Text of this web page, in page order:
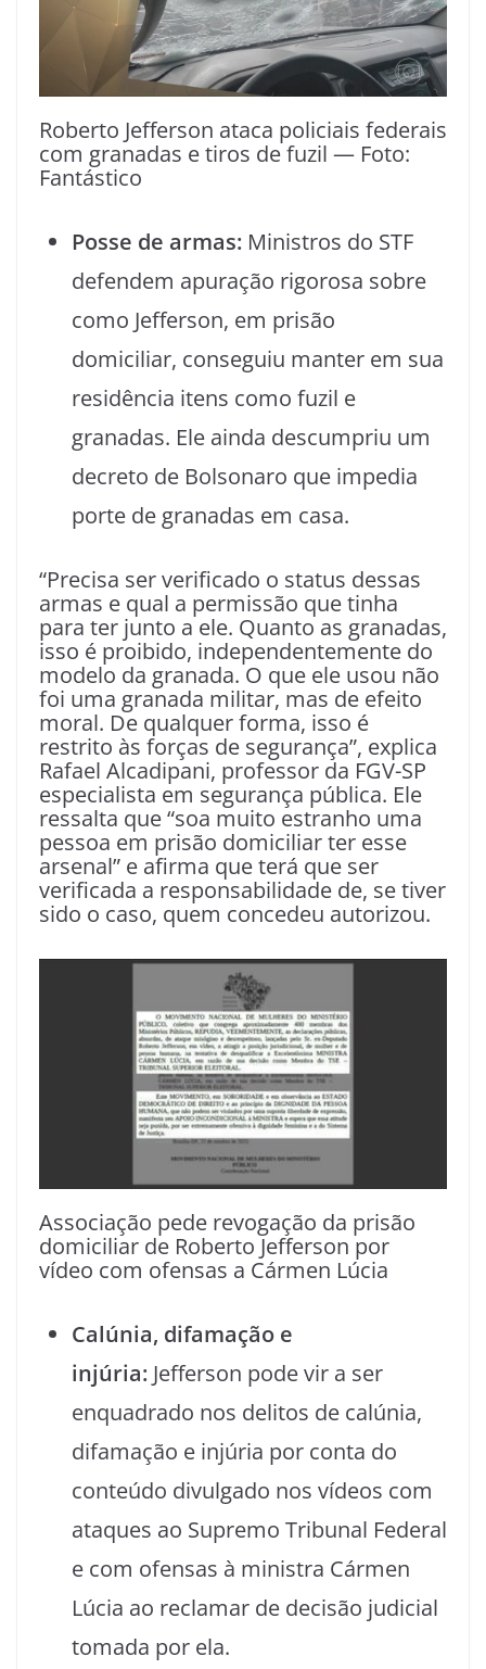
Roberto Jefferson ataca policiais federais
com granadas e tiros de fuzil — Foto:
Fantástico
Posse de armas: Ministros do STF
defendem apuração rigorosa sobre
como Jefferson, em prisão
domiciliar, conseguiu manter em sua
residência itens como fuzil e
granadas. Ele ainda descumpriu um
decreto de Bolsonaro que impedia
porte de granadas em casa.
“Precisa ser verificado o status dessas
armas e qual a permissão que tinha
para ter junto a ele. Quanto as granadas,
isso é proibido, independentemente do
modelo da granada. O que ele usou não
foi uma granada militar, mas de efeito
moral. De qualquer forma, isso é
restrito às forças de segurança”, explica
Rafael Alcadipani, professor da FGV-SP
especialista em segurança pública. Ele
ressalta que “soa muito estranho uma
pessoa em prisão domiciliar ter esse
arsenal” e afirma que terá que ser
verificada a responsabilidade de, se tiver
sido o caso, quem concedeu autorizou.
Associação pede revogação da prisão
domiciliar de Roberto Jefferson por
vídeo com ofensas a Cármen Lúcia
Calúnia, difamação e
injúria: Jefferson pode vir a ser
enquadrado nos delitos de calúnia,
difamação e injúria por conta do
conteúdo divulgado nos vídeos com
ataques ao Supremo Tribunal Federal
e com ofensas à ministra Cármen
Lúcia ao reclamar de decisão judicial
tomada por ela.